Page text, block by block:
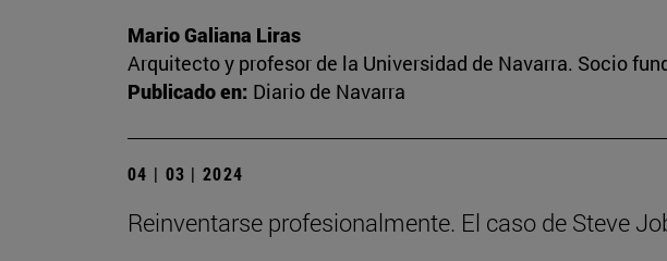
Mario Galiana Liras
Arquitecto y profesor de la Universidad de Navarra. Socio
Publicado en: Diario de Navarra
04 | 03 | 2024
Reinventarse profesionalmente. El caso de Steve